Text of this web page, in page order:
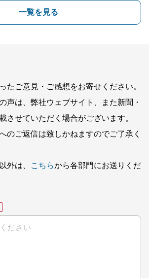
一覧を見る
たご意見・ご感想をお寄せください。
声は、弊社ウェブサイト、また新聞・
させていただく場合がございます。
のご返信は致しかねますのでご了承く
外は、
こちらから各部門にお送りくだ